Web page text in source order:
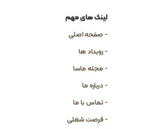
لینک های مهم
- صفحه اصلی
- رویداد ها
- مجله ماسا
- درباره ما
- تماس با ما
- فرصت شغلی